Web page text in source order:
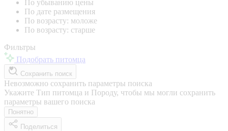
По убыванию цены
По дате размещения
По возрасту: моложе
По возрасту: старше
Фильтры
Подобрать питомца
Сохранить поиск
Невозможно сохранить параметры поиска
Укажите Тип питомца и Породу, чтобы мы могли сохранить
параметры вашего поиска
Понятно
Поделиться